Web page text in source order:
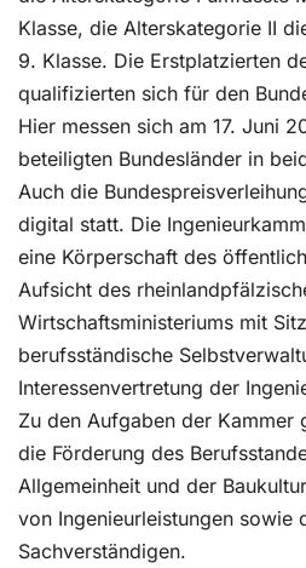
Klasse, die Alterskategorie II
9. Klasse. Die Erstplatzierten
qualifizierten sich für den
Hier messen sich am 17. Juni
beteiligten Bundesländer in
Auch die
digital statt. Die
eine Körperschaft des
Aufsicht des
Wirtschaftsministeriums mit
berufsständische
Interessenvertretung der
Zu den Aufgaben der Kammer
die Förderung des
Allgemeinheit und der
von Ingenieurleistungen sowie
Sachverständigen.